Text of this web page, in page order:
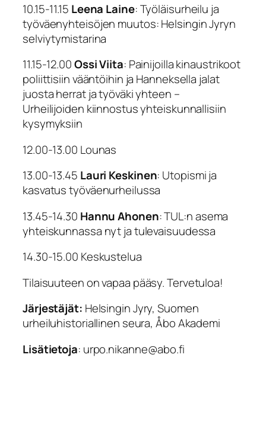
10.15-11.15 Leena Laine:Työläisurheilu ja
työväenyhteisöjen muutos: Helsingin Jyryn
selviytymistarina
11.15-12.00Ossi Viita: Painijoilla kinaustrikoot
poliittisiin vääntöihin ja Hanneksella jalat
juosta herrat ja työväki yhteen –
Urheilijoiden kiinnostus yhteiskunnallisiin
kysymyksiin
12.00-13.00 Lounas
13.00-13.45 Lauri Keskinen: Utopismi ja
kasvatus työväenurheilussa
13.45-14.30 Hannu Ahonen:TUL:n asema
yhteiskunnassa nyt ja tulevaisuudessa
14.30-15.00 Keskustelua
Tilaisuuteen on vapaa pääsy. Tervetuloa!
Järjestäjät: Helsingin Jyry, Suomen
urheiluhistoriallinen seura, Åbo Akademi
Lisätietoja: urpo.nikanne@abo.fi